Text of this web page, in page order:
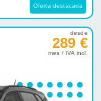
Oferta destacada
desde
289 €
mes / IVA incl.